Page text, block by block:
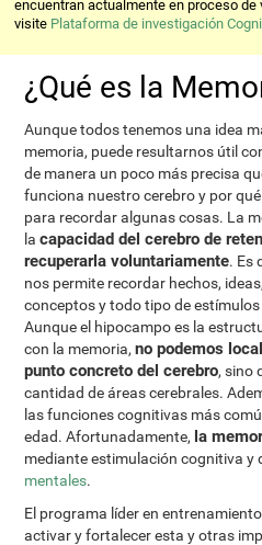
encuentran actualmente en proceso
visite Plataforma de investigación
¿Qué es la
Aunque todos tenemos una idea
memoria, puede resultarnos útil
de manera un poco más precisa
funciona nuestro cerebro y por
para recordar algunas cosas. La
lacapacidad del cerebro de
recuperarla voluntariamente. Es
nos permite recordar hechos,
conceptos y todo tipo de
Aunque el hipocampo es la
con la memoria,no podemos
punto concreto del cerebro, sino
cantidad de áreas cerebrales.
las funciones cognitivas más
edad. Afortunadamente, la
mediante estimulación cognitiva y
mentales.
El programa líder en
activar y fortalecer esta y otras